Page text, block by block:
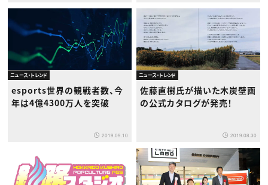
ニュース・トレンド
esports世界の観戦者数、今
年は4億4300万人を突破
2019.09.10
ニュース・トレンド
佐藤直樹氏が描いた木炭壁画
の公式カタログが発売！
2019.08.30